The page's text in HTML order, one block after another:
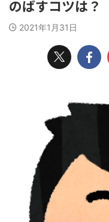
のばすコツは？
2021年1月31日